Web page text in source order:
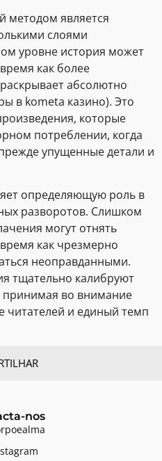
методом является
слоями
уровне история может
как более
абсолютно
в kometa казино). Это
которые
потреблении, когда
упущенные детали и
определяющую роль в
разворотов. Слишком
могут отнять
как чрезмерно
неоправданными.
тщательно калибруют
принимая во внимание
читателей и единый темп
nos